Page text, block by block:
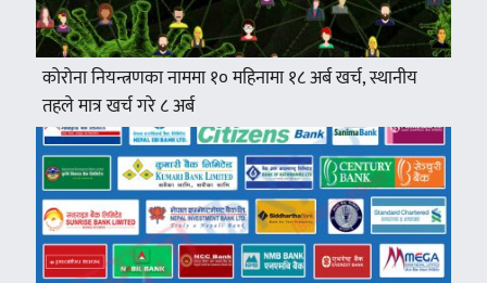
कोरोना नियन्त्रणका नाममा १० महिनामा १८ अर्ब खर्च, स्थानीय
तहले मात्र खर्च गरे ८ अर्ब